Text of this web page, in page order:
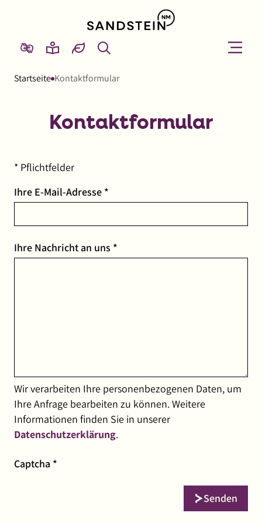
Link
Menü
Menü
Gebärdensprache
Leichte
Suche
Startseite Kontaktformular
Kontaktformular
* Pflichtfelder
Ihre E-Mail-Adresse *
Ihre Nachricht an uns *
Wir verarbeiten Ihre personenbezogenen Daten, um
Ihre Anfrage bearbeiten zu können. Weitere
Informationen finden Sie in unserer
Datenschutzerklärung.
Captcha *
Senden